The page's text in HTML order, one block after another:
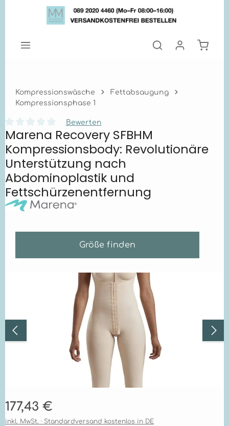
Zum Hauptinhalt springen
Kompressionswäsche
Fettabsaugung
Kompressionsphase 1
Durchschnittliche Bewertung von 0 von 5 Sternen
Bewerten
Marena Recovery SFBHM
Kompressionsbody: Revolutionäre
Unterstützung nach
Abdominoplastik und
Fettschürzenentfernung
Größe finden
Bildergalerie überspringen
Regulärer Preis:
177,43 €
inkl. MwSt. · Standardversand kostenlos in DE